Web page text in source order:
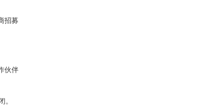
招募
伙伴
。